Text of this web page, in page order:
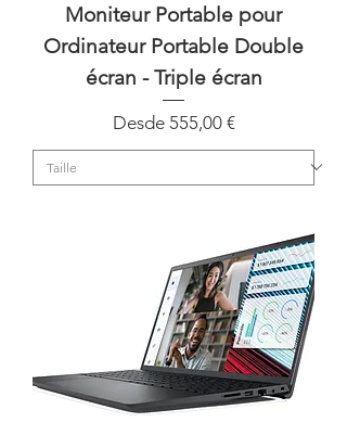
Moniteur Portable pour
Ordinateur Portable Double
écran - Triple écran
Desde 555,00 €
Precio de oferta